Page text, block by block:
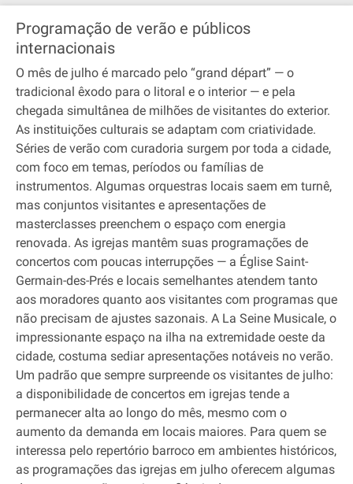
Programação de verão e públicos
internacionais
O mês de julho é marcado pelo “grand départ” — o
tradicional êxodo para o litoral e o interior — e pela
chegada simultânea de milhões de visitantes do exterior.
As instituições culturais se adaptam com criatividade.
Séries de verão com curadoria surgem por toda a cidade,
com foco em temas, períodos ou famílias de
instrumentos. Algumas orquestras locais saem em turnê,
mas conjuntos visitantes e apresentações de
masterclasses preenchem o espaço com energia
renovada. As igrejas mantêm suas programações de
concertos com poucas interrupções — a Église Saint-
Germain-des-Prés e locais semelhantes atendem tanto
aos moradores quanto aos visitantes com programas que
não precisam de ajustes sazonais. A La Seine Musicale, o
impressionante espaço na ilha na extremidade oeste da
cidade, costuma sediar apresentações notáveis no verão.
Um padrão que sempre surpreende os visitantes de julho:
a disponibilidade de concertos em igrejas tende a
permanecer alta ao longo do mês, mesmo com o
aumento da demanda em locais maiores. Para quem se
interessa pelo repertório barroco em ambientes históricos,
as programações das igrejas em julho oferecem algumas